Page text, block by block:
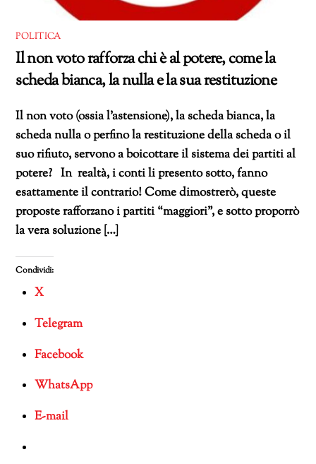
POLITICA
Il non voto rafforza chi è al potere, come la
scheda bianca, la nulla e la sua restituzione
Il non voto (ossia l’astensione), la scheda bianca, la
scheda nulla o perfino la restituzione della scheda o il
suo rifiuto, servono a boicottare il sistema dei partiti al
potere? In realtà, i conti li presento sotto, fanno
esattamente il contrario! Come dimostrerò, queste
proposte rafforzano i partiti “maggiori”, e sotto proporrò
la vera soluzione […]
Condividi:
X
Telegram
Facebook
WhatsApp
E-mail